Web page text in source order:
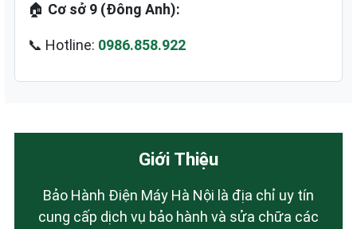
🏠 Cơ sở 9 (Đông Anh):
📞 Hotline: 0986.858.922
Giới Thiệu
Bảo Hành Điện Máy Hà Nội là địa chỉ uy tín
cung cấp dịch vụ bảo hành và sửa chữa các